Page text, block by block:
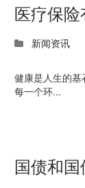
医疗保
新闻资讯
健康是人生的基
每一个环...
国债和